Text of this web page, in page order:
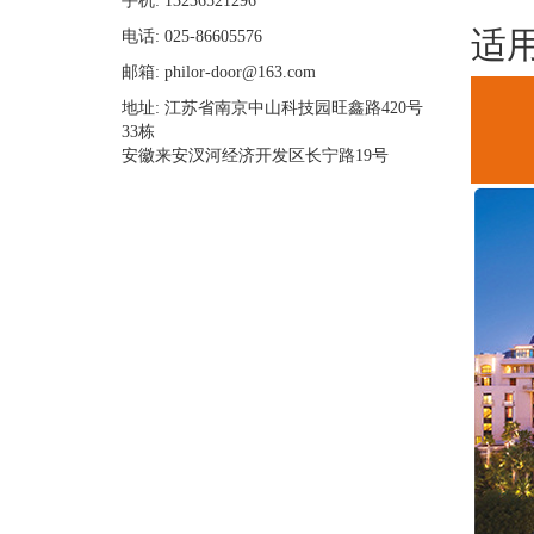
适
电话: 025-86605576
邮箱: philor-door@163.com
地址: 江苏省南京中山科技园旺鑫路420号
33栋
安徽来安汊河经济开发区长宁路19号